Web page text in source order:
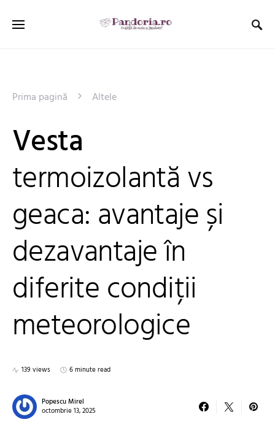
Prima pagină Altele
Vesta
termoizolantă vs
geaca: avantaje și
dezavantaje în
diferite condiții
meteorologice
139 views 6 minute read
Popescu Mirel
octombrie 13, 2025